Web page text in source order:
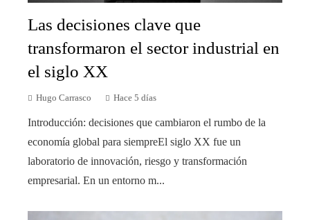
Las decisiones clave que
transformaron el sector industrial en
el siglo XX
Hugo Carrasco Hace 5 días
Introducción: decisiones que cambiaron el rumbo de la
economía global para siempreEl siglo XX fue un
laboratorio de innovación, riesgo y transformación
empresarial. En un entorno m...